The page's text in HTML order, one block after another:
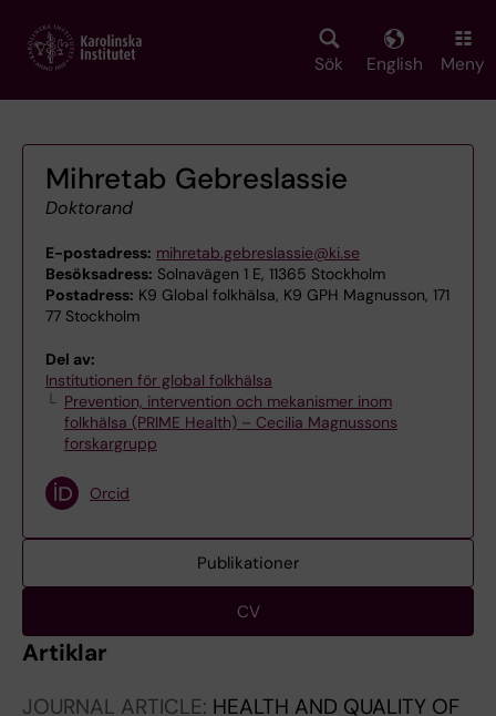
main
Sök English Meny
Mihretab Gebreslassie
Doktorand
E-postadress: mihretab.gebreslassie@ki.se
Besöksadress: Solnavägen 1 E, 11365 Stockholm
Postadress: K9 Global folkhälsa, K9 GPH Magnusson, 171
77 Stockholm
Del av:
Institutionen för global folkhälsa
Prevention, intervention och mekanismer inom
folkhälsa (PRIME Health) – Cecilia Magnussons
forskargrupp
Orcid
Publikationer
CV
Artiklar
JOURNAL ARTICLE: HEALTH AND QUALITY OF